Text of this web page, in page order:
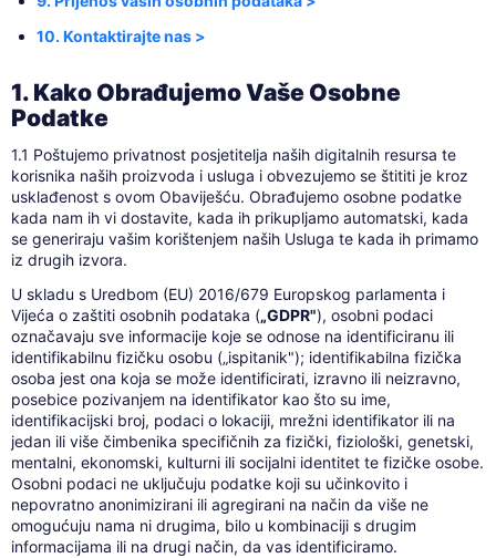
10. Kontaktirajte nas >
1. Kako Obrađujemo Vaše Osobne
Podatke
1.1 Poštujemo privatnost posjetitelja naših digitalnih resursa te
korisnika naših proizvoda i usluga i obvezujemo se štititi je kroz
usklađenost s ovom Obaviješću. Obrađujemo osobne podatke
kada nam ih vi dostavite, kada ih prikupljamo automatski, kada
se generiraju vašim korištenjem naših Usluga te kada ih primamo
iz drugih izvora.
U skladu s Uredbom (EU) 2016/679 Europskog parlamenta i
Vijeća o zaštiti osobnih podataka („GDPR"), osobni podaci
označavaju sve informacije koje se odnose na identificiranu ili
identifikabilnu fizičku osobu („ispitanik"); identifikabilna fizička
osoba jest ona koja se može identificirati, izravno ili neizravno,
posebice pozivanjem na identifikator kao što su ime,
identifikacijski broj, podaci o lokaciji, mrežni identifikator ili na
jedan ili više čimbenika specifičnih za fizički, fiziološki, genetski,
mentalni, ekonomski, kulturni ili socijalni identitet te fizičke osobe.
Osobni podaci ne uključuju podatke koji su učinkovito i
nepovratno anonimizirani ili agregirani na način da više ne
omogućuju nama ni drugima, bilo u kombinaciji s drugim
informacijama ili na drugi način, da vas identificiramo.